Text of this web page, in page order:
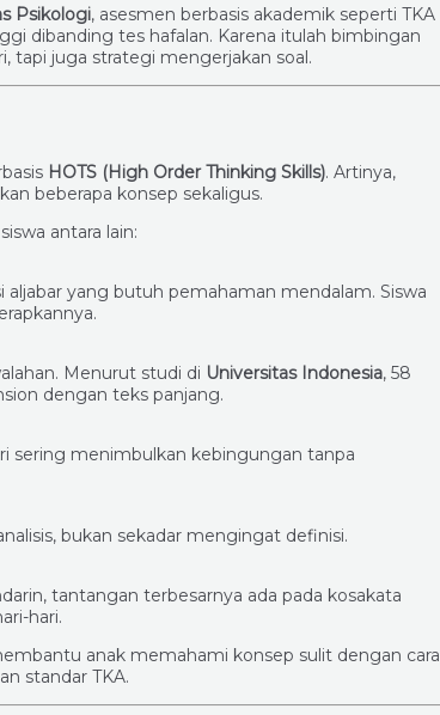
Psikologi, asesmen berbasis akademik seperti TKA
dibanding tes hafalan. Karena itulah bimbingan
tapi juga strategi mengerjakan soal.
HOTS (High Order Thinking Skills). Artinya,
beberapa konsep sekaligus.
antara lain:
yang butuh pemahaman mendalam. Siswa
Menurut studi di Universitas Indonesia, 58
dengan teks panjang.
sering menimbulkan kebingungan tanpa
bukan sekadar mengingat definisi.
tantangan terbesarnya ada pada kosakata
hari.
anak memahami konsep sulit dengan cara
standar TKA.